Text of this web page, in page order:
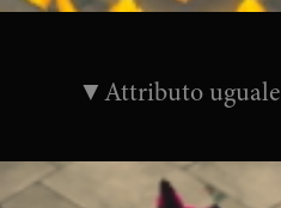
▼Attributo uguale